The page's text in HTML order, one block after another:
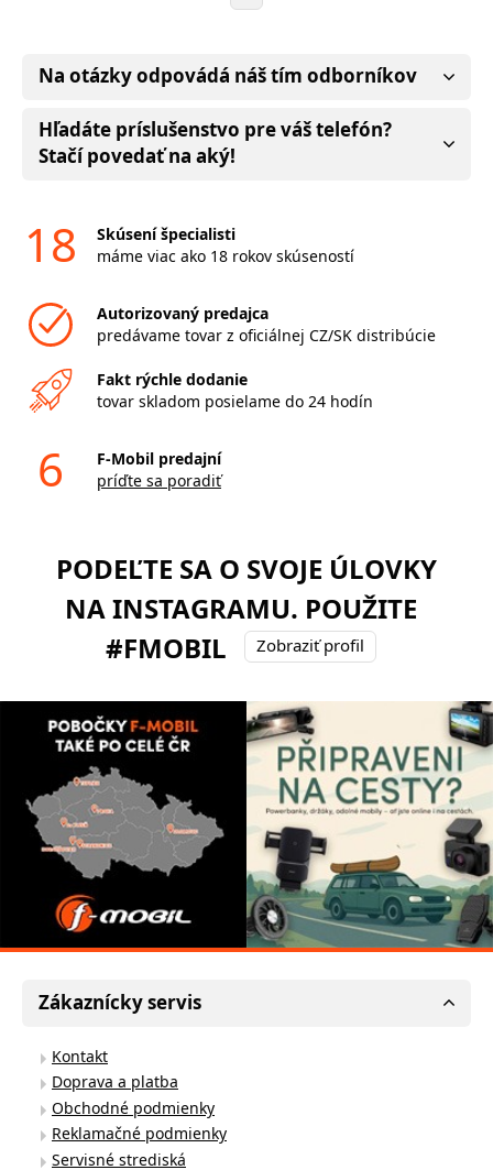
Na otázky odpovádá náš tím odborníkov
Hľadáte príslušenstvo pre váš telefón?
Stačí povedať na aký!
18
Skúsení špecialisti
máme viac ako 18 rokov skúseností
Autorizovaný predajca
predávame tovar z oficiálnej CZ/SK distribúcie
Fakt rýchle dodanie
tovar skladom posielame do 24 hodín
6
F-Mobil predajní
príďte sa poradiť
PODEĽTE SA O SVOJE ÚLOVKY
NA INSTAGRAMU. POUŽITE
#FMOBIL
Zobraziť profil
Zákaznícky servis
Kontakt
Doprava a platba
Obchodné podmienky
Reklamačné podmienky
Servisné strediská